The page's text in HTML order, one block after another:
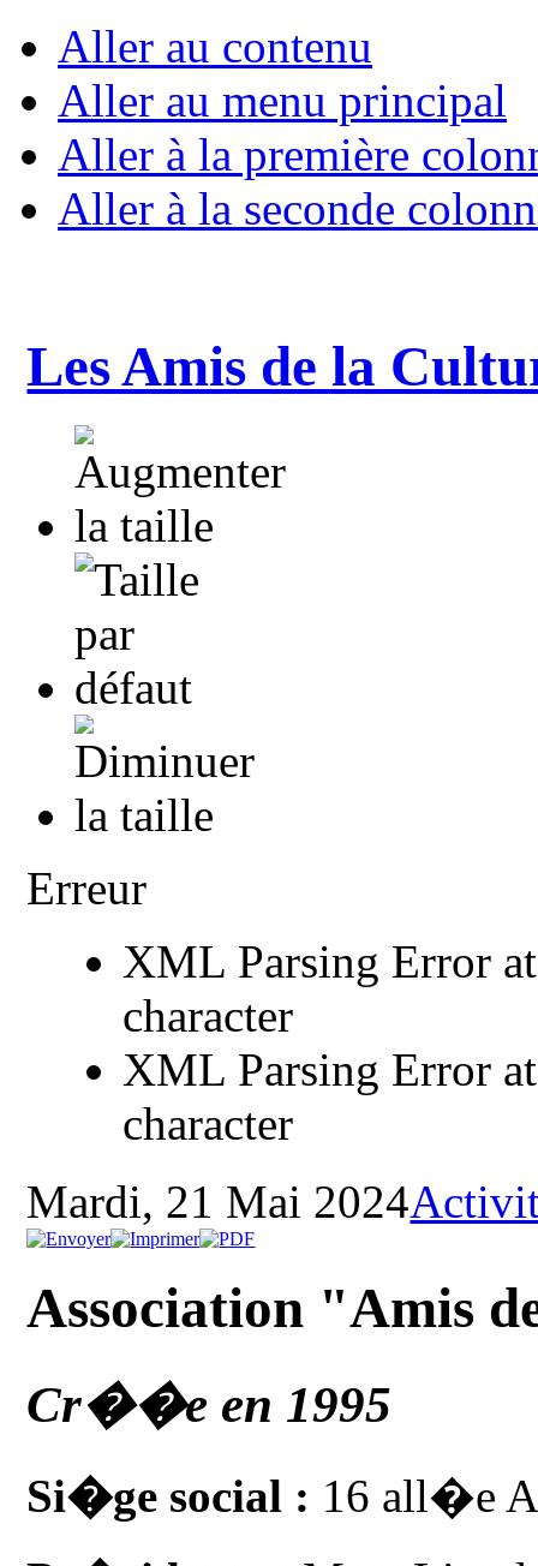
Aller au contenu
Aller au menu principal
Aller à la première
Aller à la seconde
Les Amis de la
Erreur
XML Parsing Error
character
XML Parsing Error
character
Mardi, 21 Mai 2024
Association "Amis
Cr��e en 1995
Si�ge social : 16 all�e